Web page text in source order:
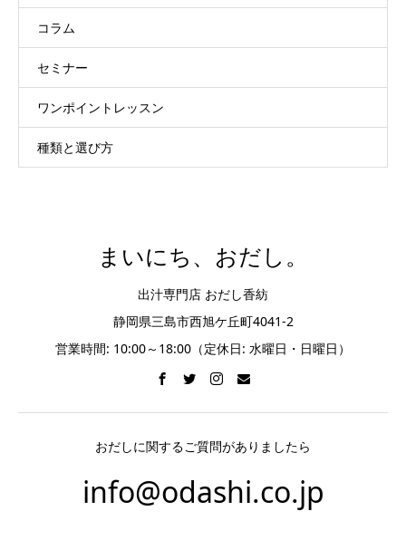
コラム
セミナー
ワンポイントレッスン
種類と選び方
まいにち、おだし。
出汁専門店 おだし香紡
静岡県三島市西旭ケ丘町4041-2
営業時間: 10:00～18:00（定休日: 水曜日・日曜日）
おだしに関するご質問がありましたら
info@odashi.co.jp